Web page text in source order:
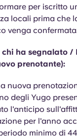
Català
Deutsch
French
Portuguese
per iscritto
locali prima che
venga
ha segnalato /
prenotante):
nuova
degli Yugo
l'anticipo
per l'anno
minimo di